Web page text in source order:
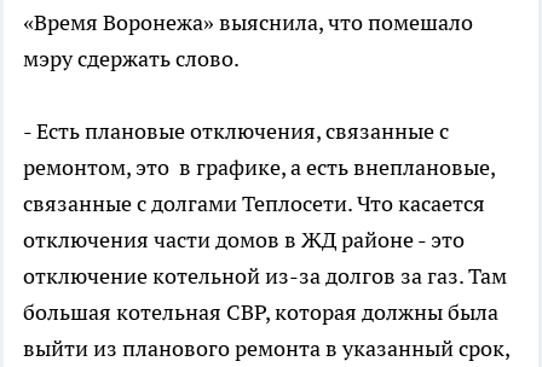
«Время Воронежа» выяснила, что помешало
мэру сдержать слово.
- Есть плановые отключения, связанные с
ремонтом, это в графике, а есть внеплановые,
связанные с долгами Теплосети. Что касается
отключения части домов в ЖД районе - это
отключение котельной из-за долгов за газ. Там
большая котельная СВР, которая должны была
выйти из планового ремонта в указанный срок,